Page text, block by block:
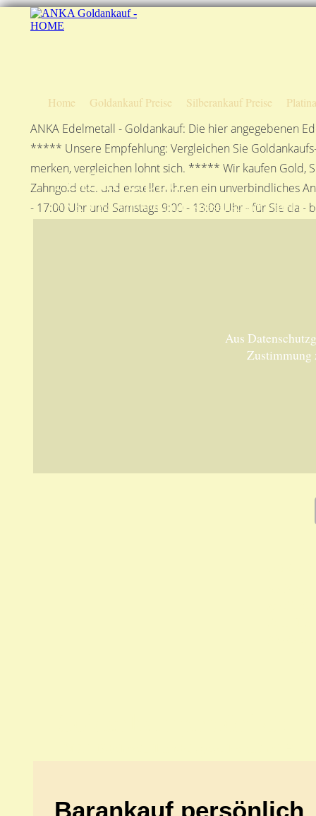
Home Goldankauf Preise Silberankauf Preise
ANKA Edelmetall - Goldankauf: Die hier angegebenen
***** Unsere Empfehlung: Vergleichen Sie
merken, vergleichen lohnt sich. ***** Wir kaufen Gold,
Zahngold etc. und erstellen Ihnen ein unverbindliches
- 17:00 Uhr und Samstags 9:00 - 13:00 Uhr - für Sie
Anfahrtsplan
ANKA Edelmetallhandelsgesellschaft mbH in
Aus
Zustimmung
Barankauf persönlich